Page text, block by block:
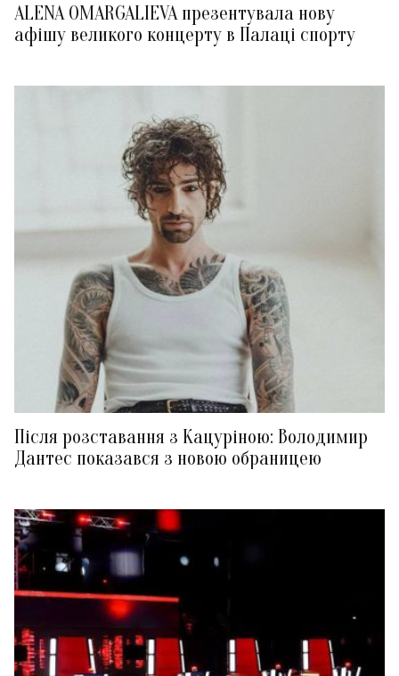
ALENA OMARGALIEVA презентувала нову
афішу великого концерту в Палаці спорту
Після розставання з Кацуріною: Володимир
Дантес показався з новою обраницею